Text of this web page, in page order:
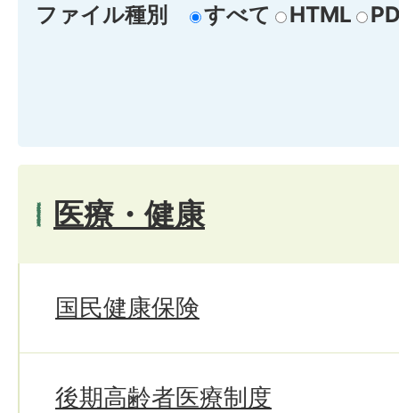
ファイル種別 すべて HTML
医療・健康
国民健康保険
後期高齢者医療制度